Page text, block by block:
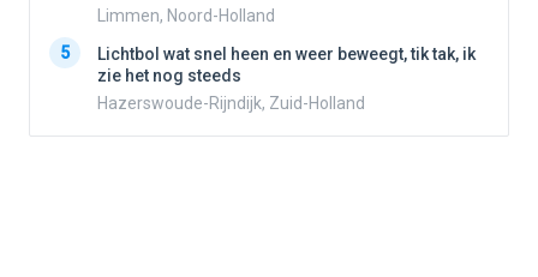
Limmen, Noord-Holland
5
Lichtbol wat snel heen en weer beweegt, tik tak, ik
zie het nog steeds
Hazerswoude-Rijndijk, Zuid-Holland